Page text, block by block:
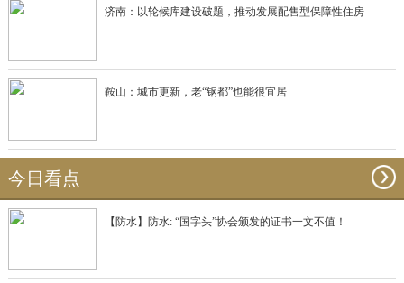
济南：以轮候库建设破题，推动发展配售型保障性住房
鞍山：城市更新，老“钢都”也能很宜居
今日看点
【防水】防水: “国字头”协会颁发的证书一文不值！